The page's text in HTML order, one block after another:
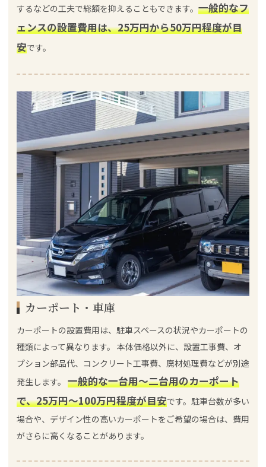
するなどの工夫で総額を抑えることもできます。 一般的なフ
ェンスの設置費用は、25万円から50万円程度が目
安です。
カーポート・車庫
カーポートの設置費用は、駐車スペースの状況やカーポートの
種類によって異なります。 本体価格以外に、設置工事費、オ
プション部品代、コンクリート工事費、廃材処理費などが別途
発生します。 一般的な一台用～二台用のカーポート
で、25万円～100万円程度が目安です。駐車台数が多い
場合や、デザイン性の高いカーポートをご希望の場合は、費用
がさらに高くなることがあります。